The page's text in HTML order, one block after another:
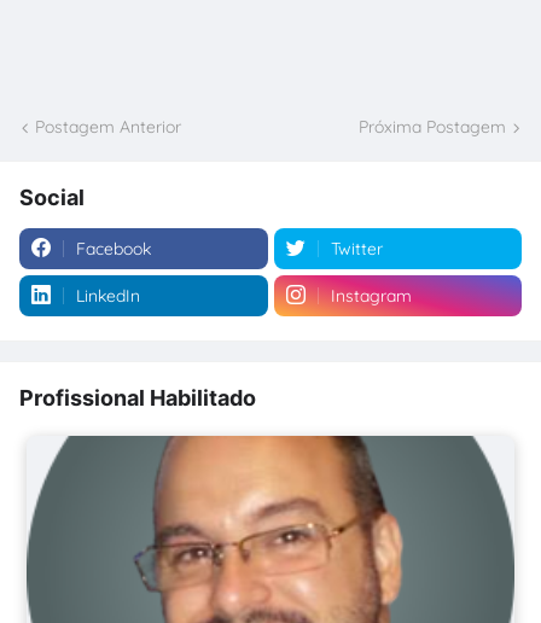
Postagem Anterior Próxima Postagem
Social
Facebook Twitter
LinkedIn Instagram
Profissional Habilitado